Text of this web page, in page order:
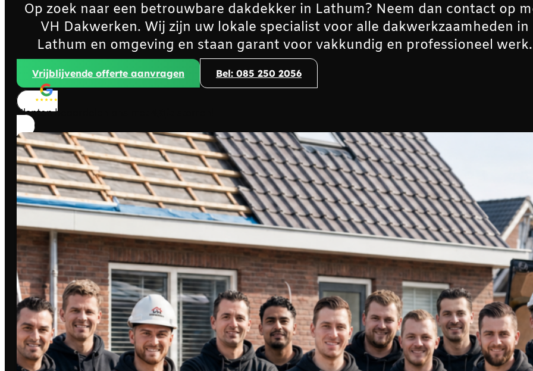
Op zoek naar een betrouwbare dakdekker in Lathum? Neem dan contact op
VH Dakwerken. Wij zijn uw lokale specialist voor alle dakwerkzaamheden in
Lathum en omgeving en staan garant voor vakkundig en professioneel werk.
Vrijblijvende offerte aanvragen Bel: 085 250 2056
Klanten beoordelen ons met